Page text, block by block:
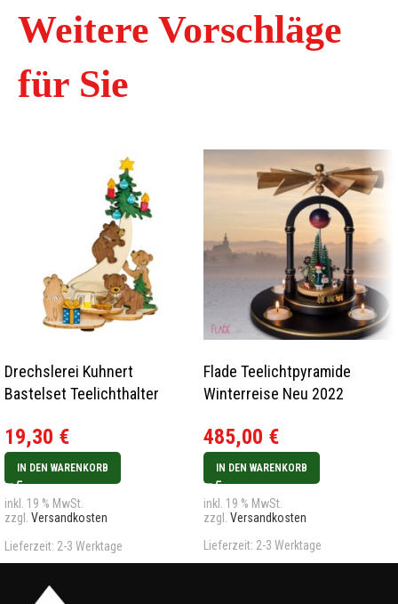
Weitere Vorschläge
für Sie
Drechslerei Kuhnert
Bastelset Teelichthalter
19,30 €
IN DEN WARENKORB
inkl. 19 % MwSt.
zzgl. Versandkosten
Lieferzeit: 2-3 Werktage
Flade Teelichtpyramide
Winterreise Neu 2022
485,00 €
IN DEN WARENKORB
inkl. 19 % MwSt.
zzgl. Versandkosten
Lieferzeit: 2-3 Werktage